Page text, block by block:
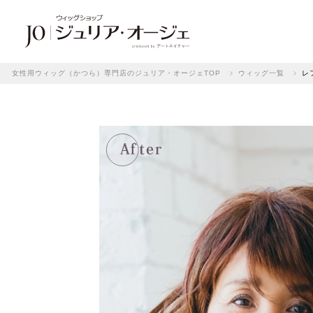
女性用ウィッグ（かつら）専門店のジュリア・オージェTOP ウィッグ一覧 レ